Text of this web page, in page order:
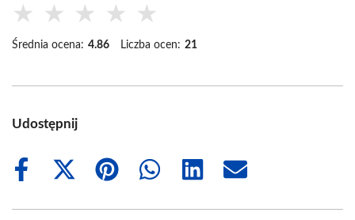
★ ★ ★ ★ ★
Średnia ocena: 4.86 Liczba ocen: 21
Udostępnij
Share
Share
(Twitter)
Share
Share
Share
Share